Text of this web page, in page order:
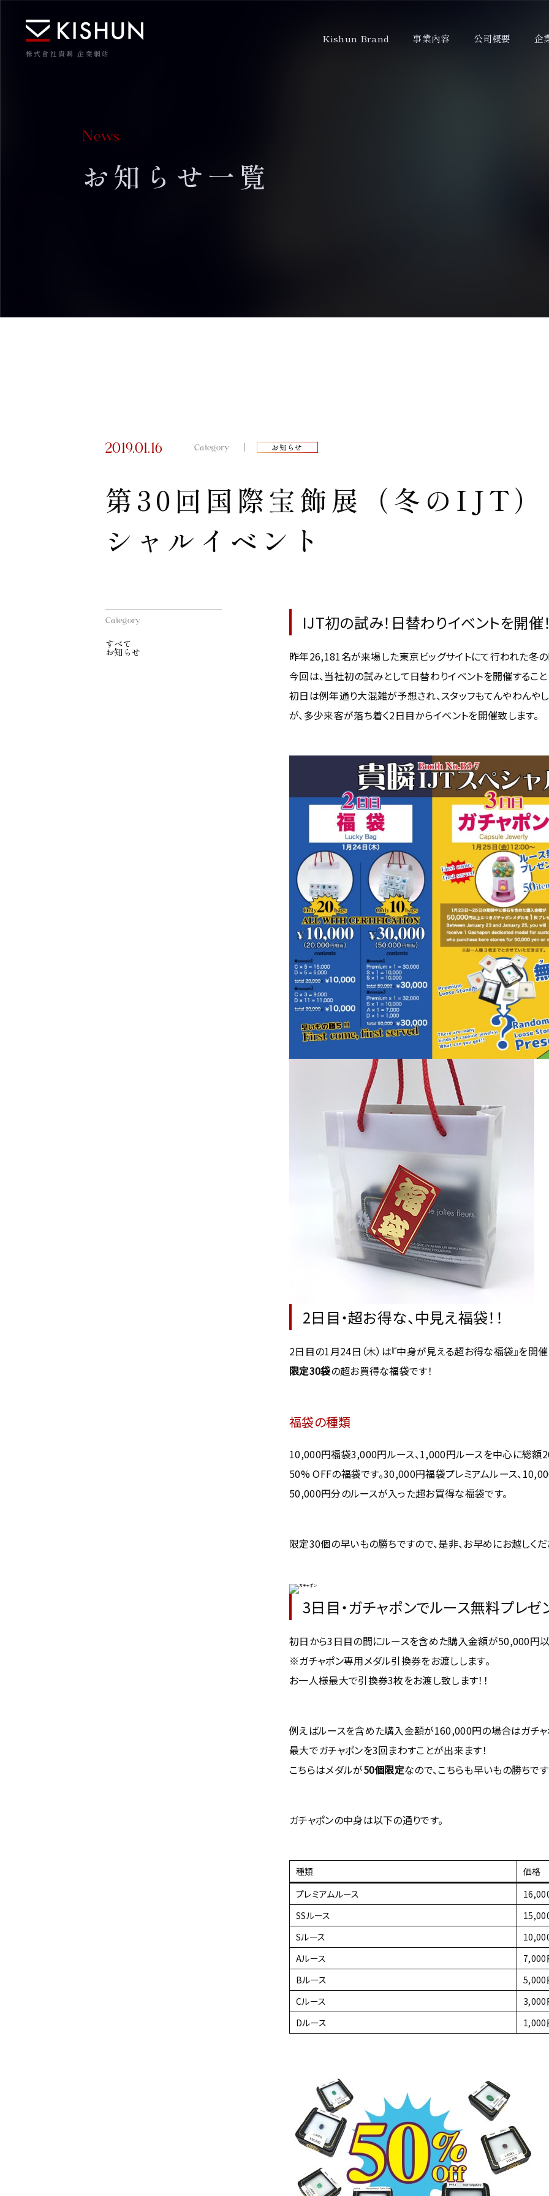
株式會社貴瞬 企業網站
Kishun Brand 事業內容 公司概要 企
News
お知らせ一覧
2019.01.16 Category お知らせ
第30回国際宝飾展（冬のIJT
シャルイベント
Category
すべて
お知らせ
IJT初の試み！日替わりイベントを開催
昨年26,181名が来場した東京ビッグサイトにて行われた冬
今回は、当社初の試みとして日替わりイベントを開催すること
初日は例年通り大混雑が予想され、スタッフもてんやわんや
が、多少来客が落ち着く2日目からイベントを開催致します。
2日目・超お得な、中見え福袋！！
2日目の1月24日（木）は『中身が見える超お得な福袋』を開催
限定30袋の超お買得な福袋です！
福袋の種類
10,000円福袋3,000円ルース、1,000円ルースを中心に総額
50% OFFの福袋です。30,000円福袋プレミアムルース、
50,000円分のルースが入った超お買得な福袋です。
限定30個の早いもの勝ちですので、是非、お早めにお越しくだ
3日目・ガチャポンでルース無料プレゼン
初日から3日目の間にルースを含めた購入金額が50,000円以
※ガチャポン専用メダル引換券をお渡しします。
お一人様最大で引換券3枚をお渡し致します！！
例えばルースを含めた購入金額が160,000円の場合はガチャ
最大でガチャポンを3回まわすことが出来ます！
こちらはメダルが50個限定なので、こちらも早いもの勝ちです
ガチャポンの中身は以下の通りです。
種類
価格
プレミアムルース
SSルース
Sルース
Aルース
7,000
Bルース
5,000
Cルース
3,000
Dルース
1,000